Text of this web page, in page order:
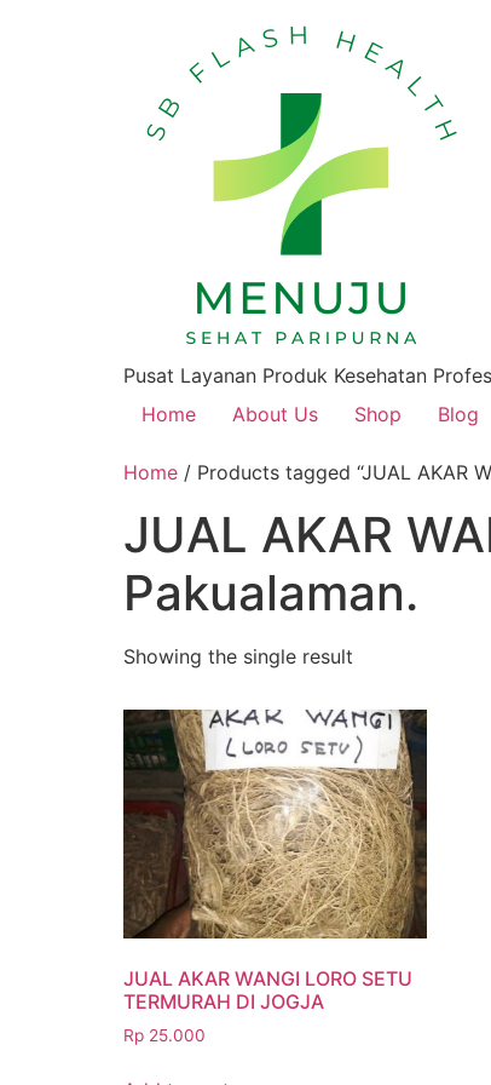
Pusat Layanan Produk Kesehatan
Home
About Us Shop Blog
Home / Products tagged “JUAL AKAR
JUAL AKAR
Pakualaman.
Showing the single result
JUAL AKAR WANGI LORO SETU
TERMURAH DI JOGJA
Rp 25.000